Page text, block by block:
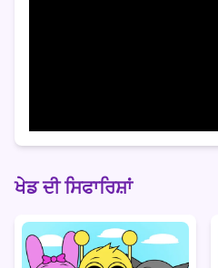
ਖੇਡ ਦੀ ਸਿਫਾਰਿਸ਼ਾਂ